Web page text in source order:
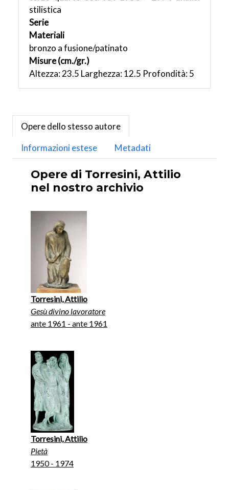
stilistica
Serie
Materiali
bronzo a fusione/patinato
Misure (cm./gr.)
Altezza: 23.5 Larghezza: 12.5 Profondità: 5
Opere dello stesso autore
Informazioni estese
Metadati
Opere di Torresini, Attilio
nel nostro archivio
Torresini, Attilio
Gesù divino lavoratore
ante 1961 - ante 1961
Torresini, Attilio
Pietà
1950 - 1974